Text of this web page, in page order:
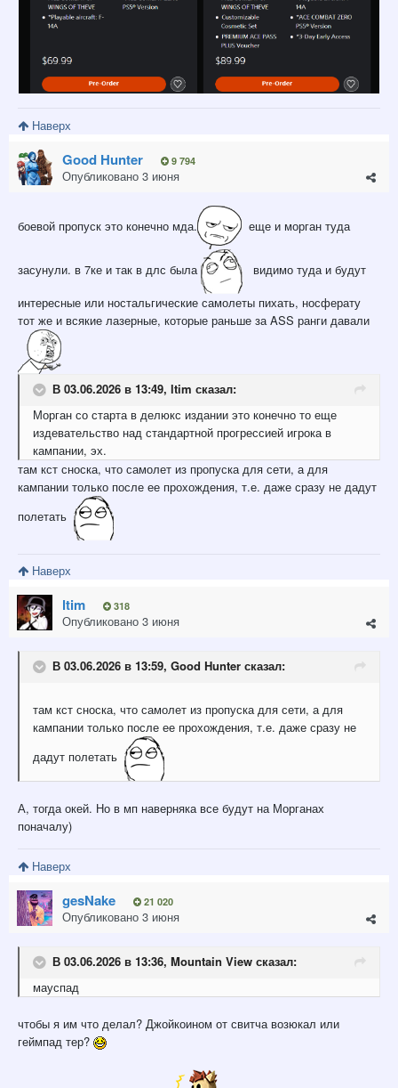
Наверх
Good Hunter 9 794
Опубликовано 3 июня
боевой пропуск это конечно мда. еще и морган туда
засунули. в 7ке и так в длс была
видимо туда и будут
интересные или ностальгические самолеты пихать, носферату
тот же и всякие лазерные, которые раньше за ASS ранги давали
В 03.06.2026 в 13:49, ltim сказал:
Морган со старта в делюкс издании это конечно то еще
издевательство над стандартной прогрессией игрока в
кампании, эх.
там кст сноска, что самолет из пропуска для сети, а для
кампании только после ее прохождения, т.е. даже сразу не дадут
полетать
Наверх
ltim 318
Опубликовано 3 июня
В 03.06.2026 в 13:59, Good Hunter сказал:
там кст сноска, что самолет из пропуска для сети, а для
кампании только после ее прохождения, т.е. даже сразу не
дадут полетать
А, тогда окей. Но в мп наверняка все будут на Морганах
поначалу)
Наверх
gesNake 21 020
Опубликовано 3 июня
В 03.06.2026 в 13:36, Mountain View сказал:
мауспад
чтобы я им что делал? Джойкоином от свитча возюкал или
геймпад тер?